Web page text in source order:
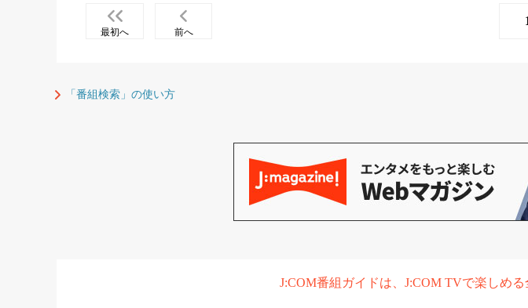
最初へ 前へ
「番組検索」の使い方
J:COM番組ガイドは、J:COM TVで楽しめ